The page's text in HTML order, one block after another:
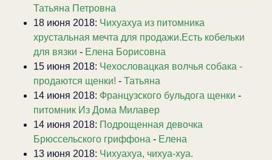
Татьяна Петровна
18 июня 2018: Чихуахуа из питомника
хрустальная мечта для продажи.Есть кобельки
для вязки - Елена Борисовна
15 июня 2018: Чехословацкая волчья собака -
продаются щенки! - Татьяна
14 июня 2018: Французского бульдога щенки -
питомник Из Дома Милавер
14 июня 2018: Подрощенная девочка
Брюссельского гриффона - Елена
13 июня 2018: Чихуахуа, чихуа-хуа.